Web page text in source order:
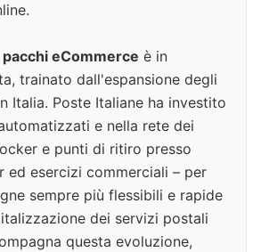
pacchi eCommerce è in
trainato dall'espansione degli
Italia. Poste Italiane ha investito
e nella rete dei
e punti di ritiro presso
ed esercizi commerciali – per
sempre più flessibili e rapide
dei servizi postali
questa evoluzione,